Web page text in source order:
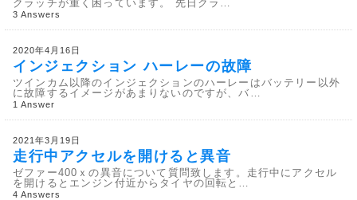
クラッチが重く困っています。 先日クラ…
3 Answers
2020年4月16日
インジェクション ハーレーの故障
ツインカム以降のインジェクションのハーレーはバッテリー以外
に故障するイメージがあまりないのですが、バ…
1 Answer
2021年3月19日
走行中アクセルを開けると異音
ゼファー400ｘの異音について質問致します。走行中にアクセル
を開けるとエンジン付近からタイヤの回転と…
4 Answers